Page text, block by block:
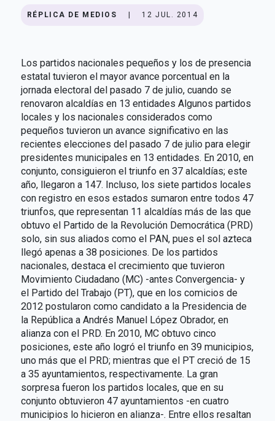
RÉPLICA DE MEDIOS 12 JUL. 2014
Los partidos nacionales pequeños y los de presencia
estatal tuvieron el mayor avance porcentual en la
jornada electoral del pasado 7 de julio, cuando se
renovaron alcaldías en 13 entidades Algunos partidos
locales y los nacionales considerados como
pequeños tuvieron un avance significativo en las
recientes elecciones del pasado 7 de julio para elegir
presidentes municipales en 13 entidades. En 2010, en
conjunto, consiguieron el triunfo en 37 alcaldías; este
año, llegaron a 147. Incluso, los siete partidos locales
con registro en esos estados sumaron entre todos 47
triunfos, que representan 11 alcaldías más de las que
obtuvo el Partido de la Revolución Democrática (PRD)
solo, sin sus aliados como el PAN, pues el sol azteca
llegó apenas a 38 posiciones. De los partidos
nacionales, destaca el crecimiento que tuvieron
Movimiento Ciudadano (MC) -antes Convergencia- y
el Partido del Trabajo (PT), que en los comicios de
2012 postularon como candidato a la Presidencia de
la República a Andrés Manuel López Obrador, en
alianza con el PRD. En 2010, MC obtuvo cinco
posiciones, este año logró el triunfo en 39 municipios,
uno más que el PRD; mientras que el PT creció de 15
a 35 ayuntamientos, respectivamente. La gran
sorpresa fueron los partidos locales, que en su
conjunto obtuvieron 47 ayuntamientos -en cuatro
municipios lo hicieron en alianza-. Entre ellos resaltan